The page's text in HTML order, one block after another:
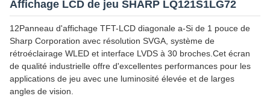
Affichage LCD de jeu SHARP LQ121S1LG72
12Panneau d'affichage TFT-LCD diagonale a-Si de 1 pouce de
Sharp Corporation avec résolution SVGA, système de
rétroéclairage WLED et interface LVDS à 30 broches.Cet écran
de qualité industrielle offre d'excellentes performances pour les
applications de jeu avec une luminosité élevée et de larges
angles de vision.